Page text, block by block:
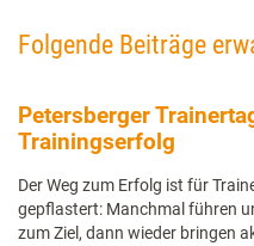
Folgende Beiträge
Petersberger
Trainingserfolg
Der Weg zum Erfolg ist für
gepflastert: Manchmal führen
zum Ziel, dann wieder bringen